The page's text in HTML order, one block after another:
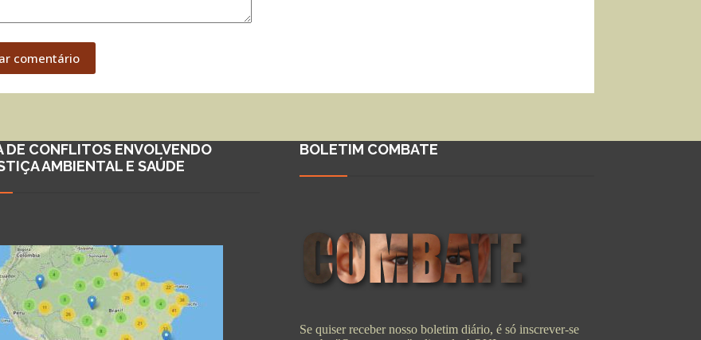
comentário
DE CONFLITOS ENVOLVENDO
AMBIENTAL E SAÚDE
BOLETIM COMBATE
Se quiser receber nosso boletim diário, é só inscrever-se